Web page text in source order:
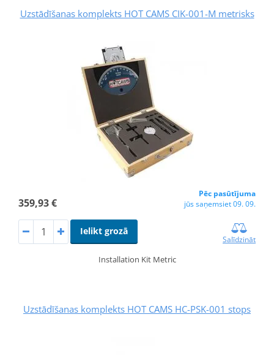
Uzstādīšanas komplekts HOT CAMS CIK-001-M metrisks
359,93 €
Pēc pasūtījuma
jūs saņemsiet 09. 09.
Ielikt grozā
Salīdzināt
Installation Kit Metric
Uzstādīšanas komplekts HOT CAMS HC-PSK-001 stops